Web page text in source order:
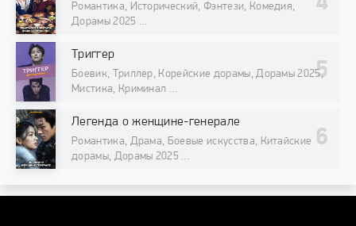
Романтика, Исторический, Фэнтези, Комедия,
Дорамы 2025
Триггер
Боевик, Триллер, Корейские дорамы, Дорамы 2025,
Мистика, Криминал
Легенда о женщине-генерале
Романтика, Драма, Боевые искусства, Китайские
дорамы, Дорамы 2025